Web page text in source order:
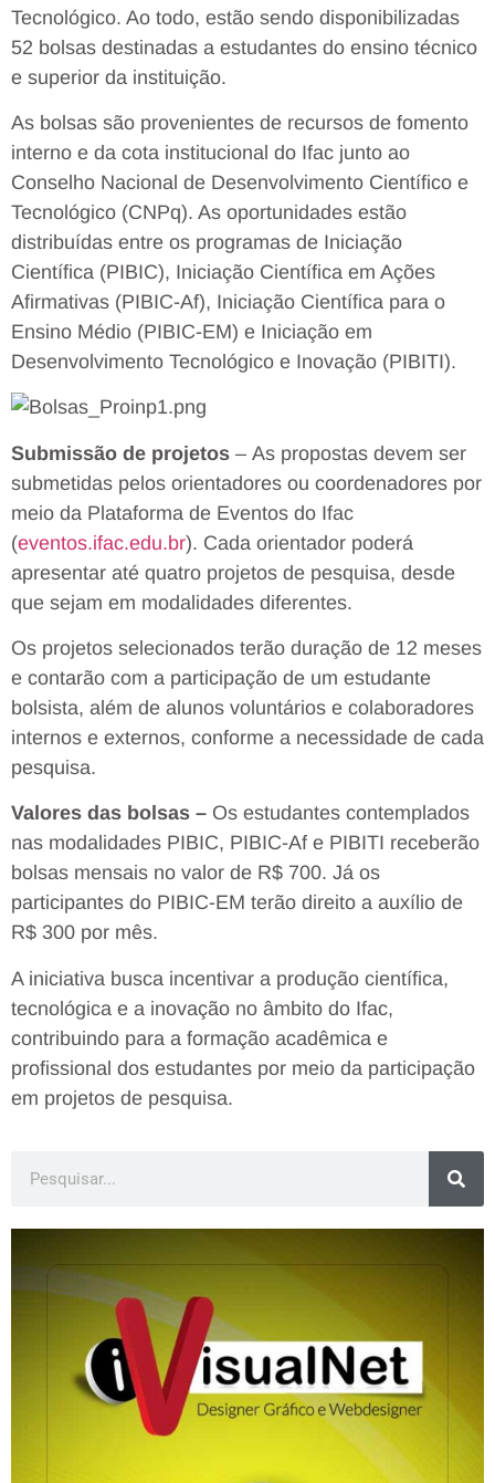
Tecnológico. Ao todo, estão sendo disponibilizadas
52 bolsas destinadas a estudantes do ensino técnico
e superior da instituição.
As bolsas são provenientes de recursos de fomento
interno e da cota institucional do Ifac junto ao
Conselho Nacional de Desenvolvimento Científico e
Tecnológico (CNPq). As oportunidades estão
distribuídas entre os programas de Iniciação
Científica (PIBIC), Iniciação Científica em Ações
Afirmativas (PIBIC-Af), Iniciação Científica para o
Ensino Médio (PIBIC-EM) e Iniciação em
Desenvolvimento Tecnológico e Inovação (PIBITI).
Submissão de projetos – As propostas devem ser
submetidas pelos orientadores ou coordenadores por
meio da Plataforma de Eventos do Ifac
(eventos.ifac.edu.br). Cada orientador poderá
apresentar até quatro projetos de pesquisa, desde
que sejam em modalidades diferentes.
Os projetos selecionados terão duração de 12 meses
e contarão com a participação de um estudante
bolsista, além de alunos voluntários e colaboradores
internos e externos, conforme a necessidade de cada
pesquisa.
Valores das bolsas – Os estudantes contemplados
nas modalidades PIBIC, PIBIC-Af e PIBITI receberão
bolsas mensais no valor de R$ 700. Já os
participantes do PIBIC-EM terão direito a auxílio de
R$ 300 por mês.
A iniciativa busca incentivar a produção científica,
tecnológica e a inovação no âmbito do Ifac,
contribuindo para a formação acadêmica e
profissional dos estudantes por meio da participação
em projetos de pesquisa.